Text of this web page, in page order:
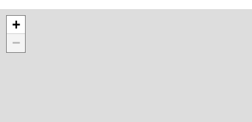
+
−